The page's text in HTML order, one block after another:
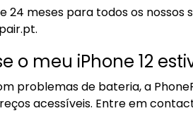
24 meses para todos os
o meu iPhone 12
problemas de bateria, a
acessíveis. Entre em